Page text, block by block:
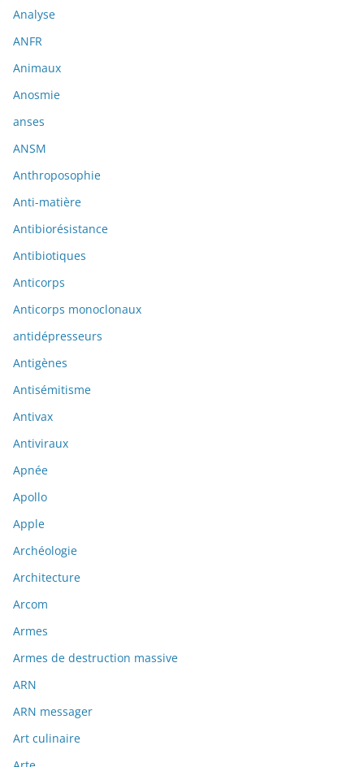
Analyse
ANFR
Animaux
Anosmie
anses
ANSM
Anthroposophie
Anti-matière
Antibiorésistance
Antibiotiques
Anticorps
Anticorps monoclonaux
antidépresseurs
Antigènes
Antisémitisme
Antivax
Antiviraux
Apnée
Apollo
Apple
Archéologie
Architecture
Arcom
Armes
Armes de destruction massive
ARN
ARN messager
Art culinaire